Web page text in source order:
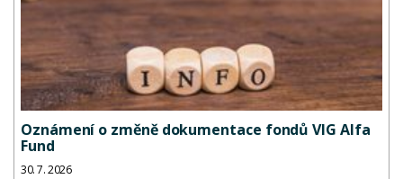
Oznámení o změně dokumentace fondů VIG Alfa
Fund
30. 7. 2026